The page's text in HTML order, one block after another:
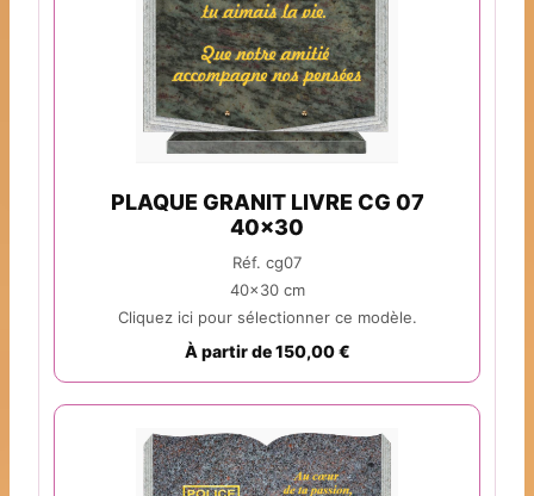
PLAQUE GRANIT LIVRE CG 07
40x30
Réf. cg07
40x30 cm
Cliquez ici pour sélectionner ce modèle.
À partir de 150,00 €